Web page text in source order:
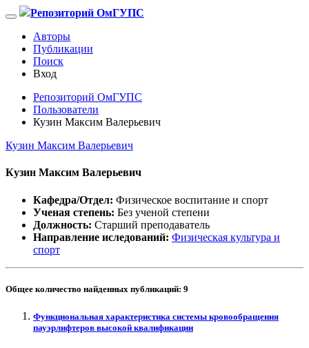
Репозиторий ОмГУПС
Авторы
Публикации
Поиск
Вход
Репозиторий ОмГУПС
Пользователи
Кузин Максим Валерьевич
Кузин Максим Валерьевич
Кузин Максим Валерьевич
Кафедра/Отдел: Физическое воспитание и спорт
Ученая степень: Без ученой степени
Должность: Старший преподаватель
Направление иследований: Физическая культура и
спорт
Общее количество найденных публикаций: 9
Функциональная характеристика системы кровообращения
пауэрлифтеров высокой квалификации